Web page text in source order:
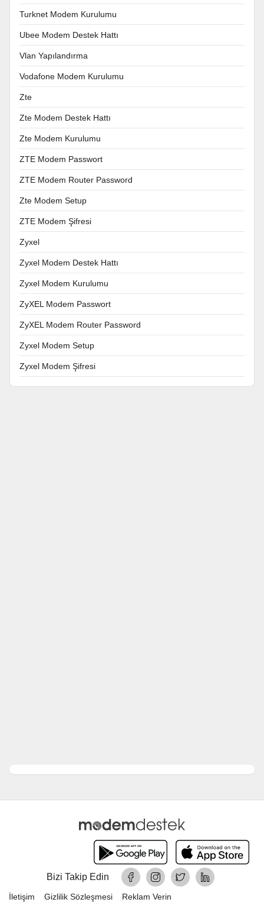
Turknet Modem Kurulumu
Ubee Modem Destek Hattı
Vlan Yapılandırma
Vodafone Modem Kurulumu
Zte
Zte Modem Destek Hattı
Zte Modem Kurulumu
ZTE Modem Passwort
ZTE Modem Router Password
Zte Modem Setup
ZTE Modem Şifresi
Zyxel
Zyxel Modem Destek Hattı
Zyxel Modem Kurulumu
ZyXEL Modem Passwort
ZyXEL Modem Router Password
Zyxel Modem Setup
Zyxel Modem Şifresi
Bizi Takip Edin
İletişim Gizlilik Sözleşmesi Reklam Verin